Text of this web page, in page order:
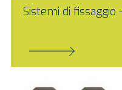
Sistemi di fissaggio